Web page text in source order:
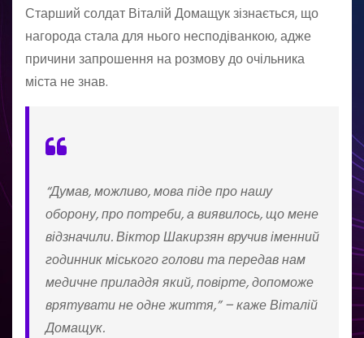
Старший солдат Віталій Домащук зізнається, що
нагорода стала для нього несподіванкою, адже
причини запрошення на розмову до очільника
міста не знав.
“Думав, можливо, мова піде про нашу
оборону, про потреби, а виявилось, що мене
відзначили. Віктор Шакирзян вручив іменний
годинник міського голови та передав нам
медичне приладдя який, повірте, допоможе
врятувати не одне життя,” – каже Віталій
Домащук.